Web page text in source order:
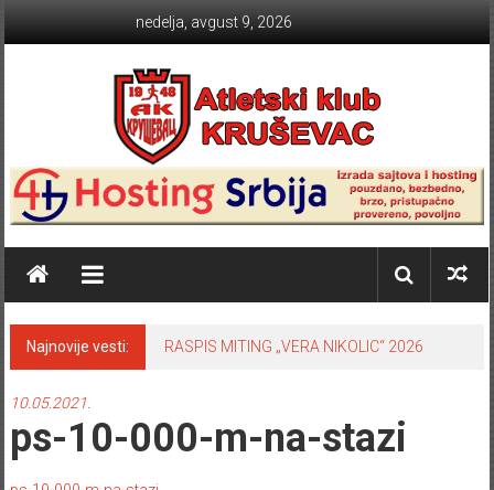
nedelja, avgust 9, 2026
Atletski klub KRUŠEVAC
Najnovije vesti: RASPIS MITING „VERA NIKOLIC“ 2026
10.05.2021.
ps-10-000-m-na-stazi